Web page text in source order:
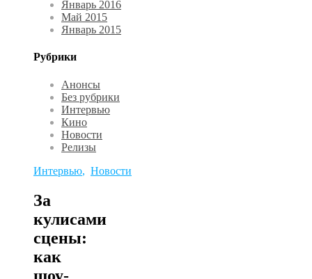
Январь 2016
Май 2015
Январь 2015
Рубрики
Анонсы
Без рубрики
Интервью
Кино
Новости
Релизы
Интервью, Новости
За
кулисами
сцены:
как
шоу-